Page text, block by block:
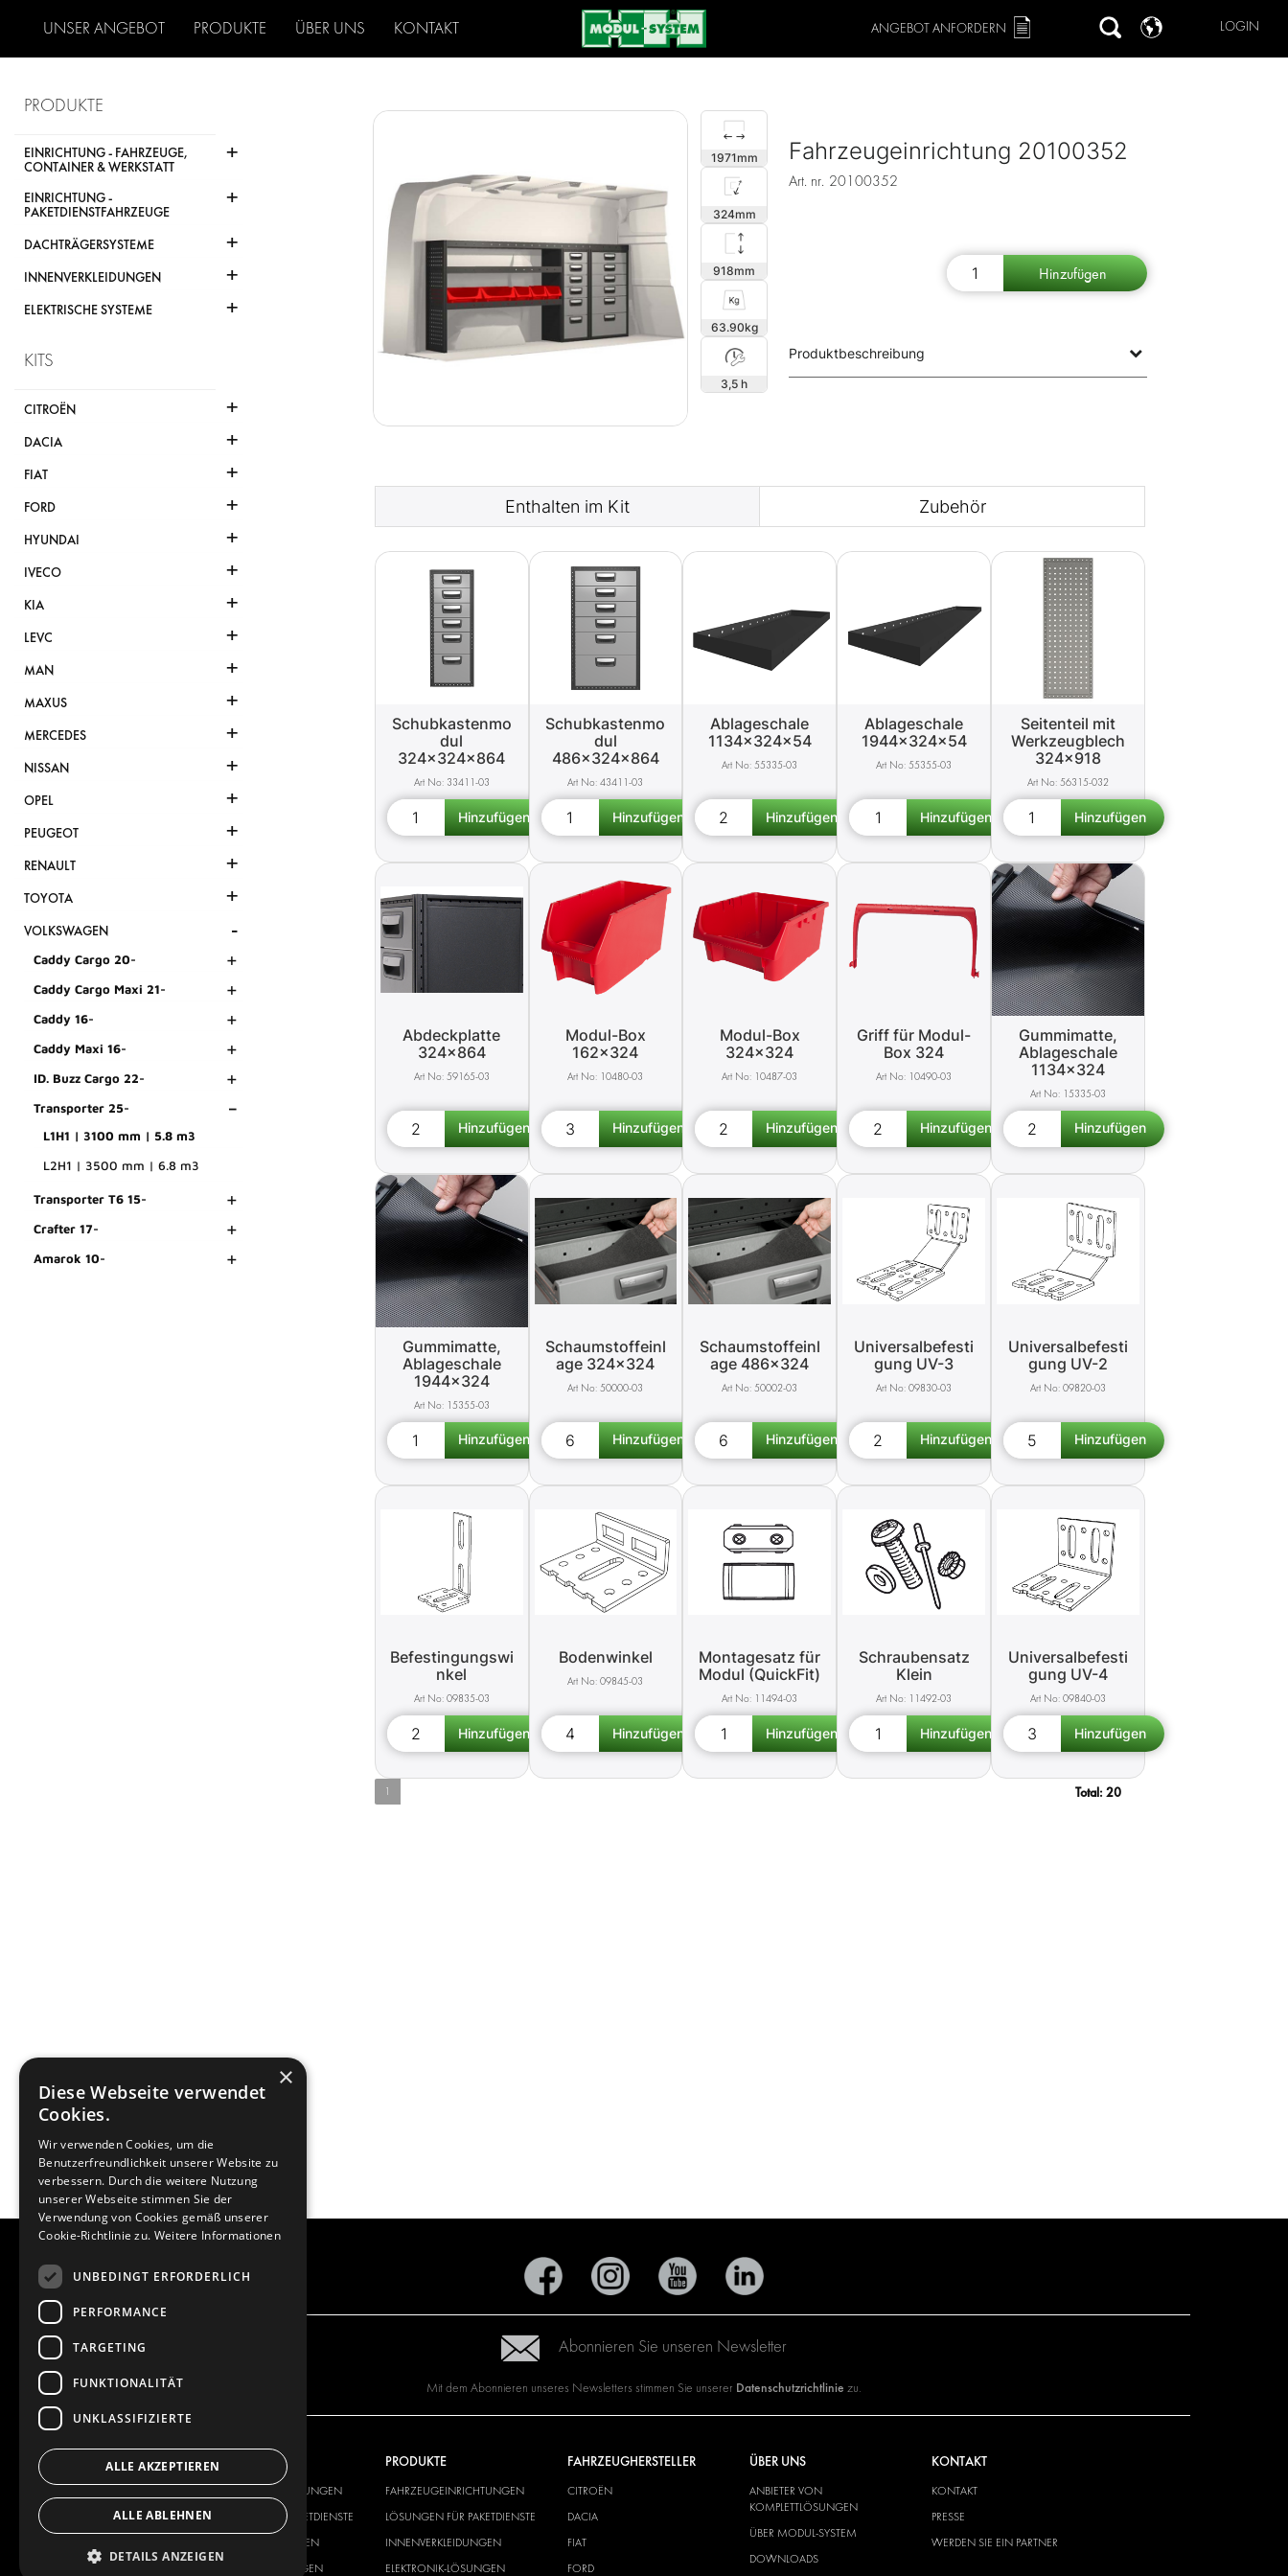
UNSER ANGEBOT PRODUKTE ÜBER UNS KONTAKT LOGIN
ANGEBOT ANFORDERN
PRODUKTE
EINRICHTUNG - FAHRZEUGE,
CONTAINER & WERKSTATT
+
EINRICHTUNG -
PAKETDIENSTFAHRZEUGE
+
DACHTRÄGERSYSTEME +
INNENVERKLEIDUNGEN +
ELEKTRISCHE SYSTEME +
KITS
CITROËN +
DACIA +
FIAT +
FORD +
HYUNDAI +
IVECO +
KIA +
LEVC +
MAN +
MAXUS +
MERCEDES +
NISSAN +
OPEL +
PEUGEOT +
RENAULT +
TOYOTA +
VOLKSWAGEN -
Caddy Cargo 20- +
Caddy Cargo Maxi 21- +
Caddy 16- +
Caddy Maxi 16- +
ID. Buzz Cargo 22- +
Transporter 25- -
L1H1 | 3100 mm | 5.8 m3
L2H1 | 3500 mm | 6.8 m3
Transporter T6 15- +
Crafter 17- +
Amarok 10- +
1971
324
918
63.90
3,5 h
Fahrzeugeinrichtung 20100352
Art. nr. 20100352
Produktbeschreibung
Enthalten im Kit Zubehör
Schubkastenmo
dul
324x324x864
33411-03
Schubkastenmo
dul
486x324x864
43411-03
Ablageschale
1134x324x54
55335-03
Ablageschale
1944x324x54
55355-03
Seitenteil mit
Werkzeugblech
324x918
56315-032
Abdeckplatte
324x864
59165-03
Modul-Box
162x324
10480-03
Modul-Box
324x324
10487-03
Griff für Modul-
Box 324
10490-03
Gummimatte,
Ablageschale
1134x324
15335-03
Gummimatte,
Ablageschale
1944x324
15355-03
Schaumstoffeinl
age 324x324
50000-03
Schaumstoffeinl
age 486x324
50002-03
Universalbefesti
gung UV-3
09830-03
Universalbefesti
gung UV-2
09820-03
Befestingungswi
nkel
09835-03
Bodenwinkel
09845-03
Montagesatz für
Modul (QuickFit)
11494-03
Schraubensatz
Klein
11492-03
Universalbefesti
gung UV-4
09840-03
1 Total: 20
Abonnieren Sie unseren Newsletter
Mit dem Abonnieren unseres Newsletters stimmen Sie unserer Datenschutzrichtlinie zu.
UNSER ANGEBOT
FAHRZEUGEINRICHTUNGEN
LÖSUNGEN FÜR PAKETDIENSTE
INNENVERKLEIDUNGEN
ELEKTRONIK-LÖSUNGEN
PRODUKTE
FAHRZEUGEINRICHTUNGEN
LÖSUNGEN FÜR PAKETDIENSTE
INNENVERKLEIDUNGEN
ELEKTRONIK-LÖSUNGEN
FAHRZEUGHERSTELLER
CITROËN
DACIA
FIAT
FORD
ÜBER UNS
ANBIETER VON
KOMPLETTLÖSUNGEN
ÜBER MODUL-SYSTEM
DOWNLOADS
KONTAKT
KONTAKT
PRESSE
WERDEN SIE EIN PARTNER
×
Diese Webseite verwendet
Cookies.
Wir verwenden Cookies, um die
Benutzerfreundlichkeit unserer Website zu
verbessern. Durch die weitere Nutzung
unserer Webseite stimmen Sie der
Verwendung von Cookies gemäß unserer
Cookie-Richtlinie zu. Weitere Informationen
UNBEDINGT ERFORDERLICH
PERFORMANCE
TARGETING
FUNKTIONALITÄT
UNKLASSIFIZIERTE
ALLE AKZEPTIEREN
ALLE ABLEHNEN
DETAILS ANZEIGEN